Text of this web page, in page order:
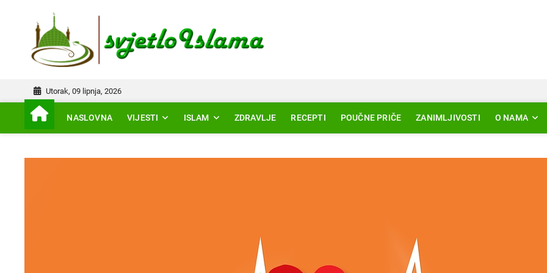
Utorak, 09 lipnja, 2026
NASLOVNA VIJESTI ISLAM ZDRAVLJE RECEPTI POUČNE PRIČE ZANIMLJIVOSTI O NAMA